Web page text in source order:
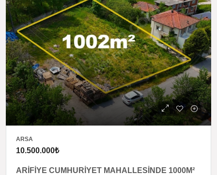
ARSA
10.500.000₺
ARİFİYE CUMHURİYET MAHALLESİNDE 1000M²